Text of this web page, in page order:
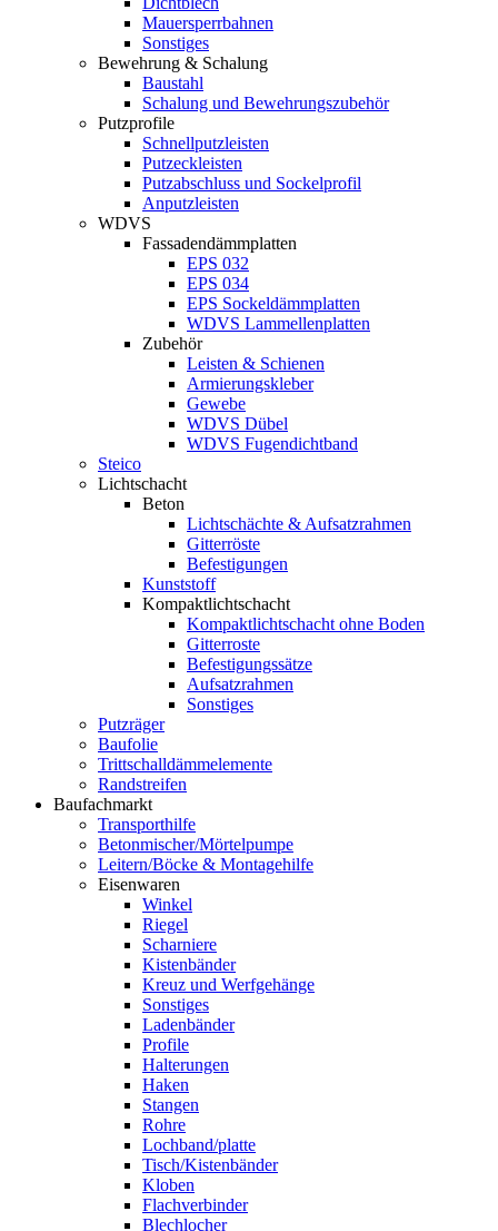
Mauersperrbahnen
Sonstiges
Bewehrung & Schalung
Baustahl
Schalung und Bewehrungszubehör
Putzprofile
Schnellputzleisten
Putzeckleisten
Putzabschluss und Sockelprofil
Anputzleisten
WDVS
Fassadendämmplatten
EPS 032
EPS 034
EPS Sockeldämmplatten
WDVS Lammellenplatten
Zubehör
Leisten & Schienen
Armierungskleber
Gewebe
WDVS Dübel
WDVS Fugendichtband
Steico
Lichtschacht
Beton
Lichtschächte & Aufsatzrahmen
Gitterröste
Befestigungen
Kunststoff
Kompaktlichtschacht
Kompaktlichtschacht ohne Boden
Gitterroste
Befestigungssätze
Aufsatzrahmen
Sonstiges
Putzräger
Baufolie
Trittschalldämmelemente
Randstreifen
Baufachmarkt
Transporthilfe
Betonmischer/Mörtelpumpe
Leitern/Böcke & Montagehilfe
Eisenwaren
Winkel
Riegel
Scharniere
Kistenbänder
Kreuz und Werfgehänge
Sonstiges
Ladenbänder
Profile
Halterungen
Haken
Stangen
Rohre
Lochband/platte
Tisch/Kistenbänder
Kloben
Flachverbinder
Blechlocher